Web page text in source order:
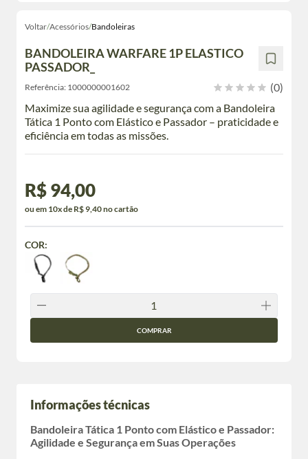
Voltar/Acessórios/Bandoleiras
BANDOLEIRA WARFARE 1P ELASTICO
PASSADOR_
Referência: 1000000001602
(0)
Maximize sua agilidade e segurança com a Bandoleira
Tática 1 Ponto com Elástico e Passador – praticidade e
eficiência em todas as missões.
R$ 94,00
ou em 10x de R$ 9,40 no cartão
COR:
COMPRAR
Informações técnicas
Bandoleira Tática 1 Ponto com Elástico e Passador:
Agilidade e Segurança em Suas Operações